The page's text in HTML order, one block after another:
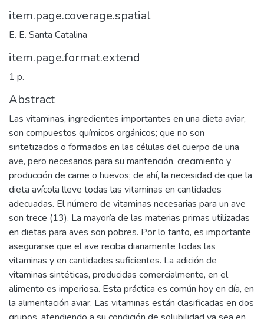
item.page.coverage.spatial
E. E. Santa Catalina
item.page.format.extend
1 p.
Abstract
Las vitaminas, ingredientes importantes en una dieta aviar,
son compuestos químicos orgánicos; que no son
sintetizados o formados en las células del cuerpo de una
ave, pero necesarios para su mantención, crecimiento y
producción de carne o huevos; de ahí, la necesidad de que la
dieta avícola lleve todas las vitaminas en cantidades
adecuadas. El número de vitaminas necesarias para un ave
son trece (13). La mayoría de las materias primas utilizadas
en dietas para aves son pobres. Por lo tanto, es importante
asegurarse que el ave reciba diariamente todas las
vitaminas y en cantidades suficientes. La adición de
vitaminas sintéticas, producidas comercialmente, en el
alimento es imperiosa. Esta práctica es común hoy en día, en
la alimentación aviar. Las vitaminas están clasificadas en dos